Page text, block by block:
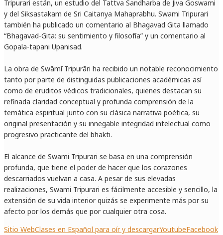
Tripurari están, un estudio del Tattva Sandharba de Jiva Goswami
y del Siksastakam de Sri Caitanya Mahaprabhu. Swami Tripurari
también ha publicado un comentario al Bhagavad Gita llamado
“Bhagavad-Gita: su sentimiento y filosofía” y un comentario al
Gopala-tapani Upanisad.
La obra de Swāmī Tripurāri ha recibido un notable reconocimiento
tanto por parte de distinguidas publicaciones académicas así
como de eruditos védicos tradicionales, quienes destacan su
refinada claridad conceptual y profunda comprensión de la
temática espiritual junto con su clásica narrativa poética, su
original presentación y su innegable integridad intelectual como
progresivo practicante del bhakti.
El alcance de Swami Tripurari se basa en una comprensión
profunda, que tiene el poder de hacer que los corazones
descarriados vuelvan a casa. A pesar de sus elevadas
realizaciones, Swami Tripurari es fácilmente accesible y sencillo, la
extensión de su vida interior quizás se experimente más por su
afecto por los demás que por cualquier otra cosa.
Sitio WebClases en Español para oír y descargarYoutubeFacebook